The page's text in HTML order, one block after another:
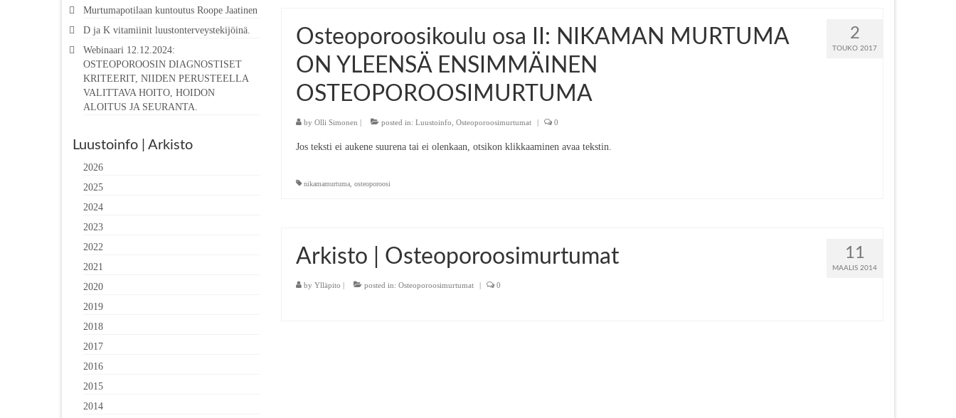
2
TOUKO 2017
Osteoporoosikoulu osa II: NIKAMAN MURTUMA
ON YLEENSÄ ENSIMMÄINEN
OSTEOPOROOSIMURTUMA
by Olli Simonen | posted in: Luustoinfo Osteoporoosimurtumat | 0
Jos teksti ei aukene suurena tai ei olenkaan, otsikon klikkaaminen avaa tekstin.
nikamamurtuma, osteoporoosi
11
MAALIS 2014
Arkisto | Osteoporoosimurtumat
by Ylläpito | posted in: Osteoporoosimurtumat | 0
Murtumapotilaan kuntoutus Roope Jaatinen
D ja K vitamiinit luustonterveystekijöinä.
Webinaari 12.12.2024:
OSTEOPOROOSIN DIAGNOSTISET
KRITEERIT, NIIDEN PERUSTEELLA
VALITTAVA HOITO, HOIDON
ALOITUS JA SEURANTA.
Luustoinfo | Arkisto
2026
2025
2024
2023
2022
2021
2020
2019
2018
2017
2016
2015
2014